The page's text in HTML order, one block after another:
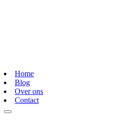
Home
Blog
Over ons
Contact